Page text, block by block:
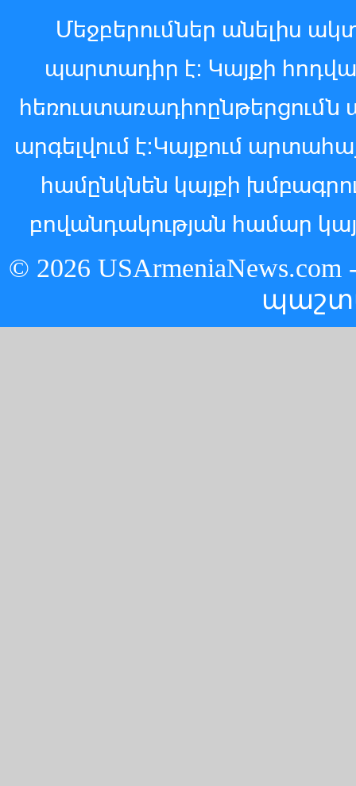
Մեջբերումներ անելիս
պարտադիր է: Կայքի
հեռուստառադիոընթերցումն
արգելվում է:Կայքում
համընկնեն կայքի
բովանդակության համար
© 2026